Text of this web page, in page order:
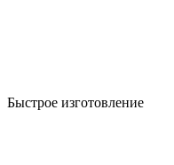
Быстрое изготовление